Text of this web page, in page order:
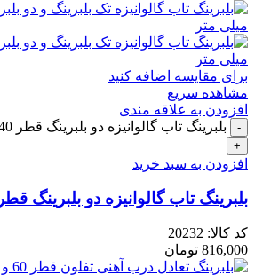
برای مقایسه اضافه کنید
مشاهده سریع
افزودن به علاقه مندی
بلبرینگ تاب گالوانیزه دو بلبرینگ قطر 40 میلی متر عدد
افزودن به سبد خرید
بلبرینگ تاب گالوانیزه دو بلبرینگ قطر 40 میلی متر
کد کالا: 20232
816,000 تومان